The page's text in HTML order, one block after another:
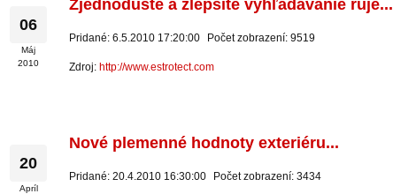
06
Máj
2010
Zjednodušte a zlepšite vyhľadávanie ruje...
Pridané: 6.5.2010 17:20:00 Počet zobrazení: 9519
Zdroj: http://www.estrotect.com
20
Apríl
Nové plemenné hodnoty exteriéru...
Pridané: 20.4.2010 16:30:00 Počet zobrazení: 3434